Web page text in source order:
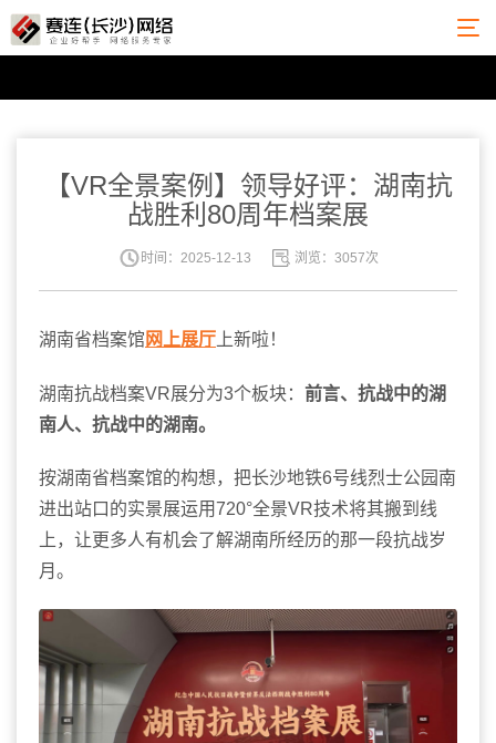
【VR全景案例】领导好评：湖南抗
战胜利80周年档案展
时间：2025-12-13 浏览：3057次
湖南省档案馆 网上展厅 上新啦！
湖南抗战档案VR展分为3个板块： 前言、抗战中的湖
南人、抗战中的湖南。
按湖南省档案馆的构想，把长沙地铁6号线烈士公园南
进出站口的实景展运用720°全景VR技术将其搬到线
上，让更多人有机会了解湖南所经历的那一段抗战岁
月。